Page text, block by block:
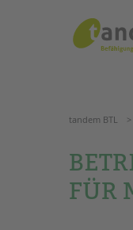
KITA
tandem
tandem BTL
FÜR